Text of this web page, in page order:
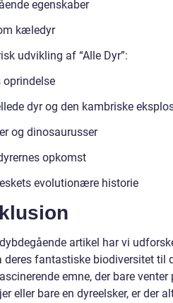
egenskaber
kæledyr
udvikling af “Alle Dyr”:
dyr og den kambriske
og dinosaurusser
opkomst
evolutionære historie
artikel har vi
deres fantastiske biodiversitet til
emne, der bare
eller bare en dyreelsker, er der